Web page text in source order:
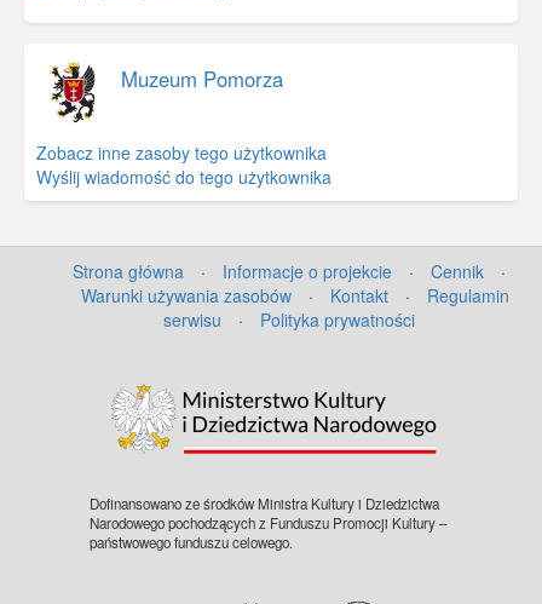
Muzeum Pomorza
Zobacz inne zasoby tego użytkownika
Wyślij wiadomość do tego użytkownika
Strona główna · Informacje o projekcie · Cennik
·
Warunki używania zasobów
· Kontakt ·
Regulamin
serwisu
· Polityka prywatności
Dofinansowano ze środków Ministra Kultury i Dziedzictwa
Narodowego pochodzących z Funduszu Promocji Kultury –
państwowego funduszu celowego.